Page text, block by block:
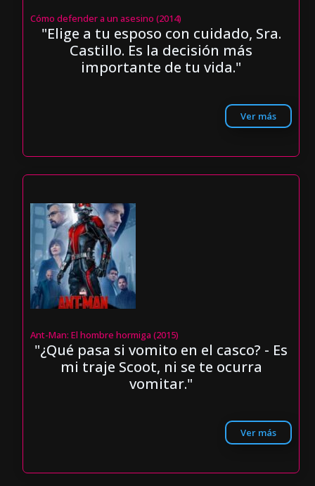
Cómo defender a un asesino (2014)
"Elige a tu esposo con cuidado, Sra.
Castillo. Es la decisión más
importante de tu vida."
Ver más
Ant-Man: El hombre hormiga (2015)
"¿Qué pasa si vomito en el casco? - Es
mi traje Scoot, ni se te ocurra
vomitar."
Ver más